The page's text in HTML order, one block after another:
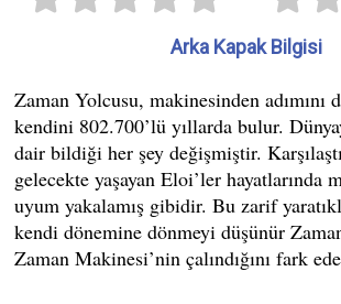
Arka Kapak Bilgisi